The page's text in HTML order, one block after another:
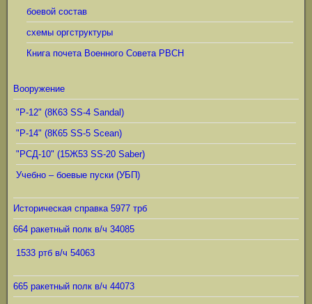
боевой состав
схемы оргструктуры
Книга почета Военного Совета РВСН
Вооружение
"Р-12" (8К63 SS-4 Sandal)
"Р-14" (8К65 SS-5 Scean)
"РСД-10" (15Ж53 SS-20 Saber)
Учебно – боевые пуски (УБП)
Историческая справка 5977 трб
664 ракетный полк в/ч 34085
1533 ртб в/ч 54063
665 ракетный полк в/ч 44073